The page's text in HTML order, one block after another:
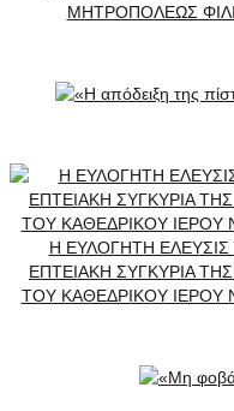
ΜΗΤΡΟΠΟΛΕΩΣ
Η ΕΥΛΟΓΗΤΗ
ΕΠΤΕΙΑΚΗ ΣΥΓΚΥΡΙΑ
ΤΟΥ ΚΑΘΕΔΡΙΚΟΥ ΙΕΡΟΥ